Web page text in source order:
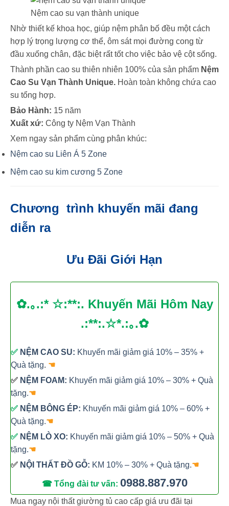
Nệm cao su vạn thành unique
Nhờ thiết kế khoa học, giúp nệm phân bố đều một cách
hợp lý trọng lượng cơ thể, ôm sát mọi đường cong từ
đầu xuống chân, đặc biệt rất tốt cho việc bảo vệ cột sống.
Thành phần cao su thiên nhiên 100% của sản phẩm Nệm
Cao Su Vạn Thành Unique. Hoàn toàn không chứa cao
su tổng hợp.
Bảo Hành: 15 năm
Xuất xứ: Công ty Nệm Vạn Thành
Xem ngay sản phẩm cùng phân khúc:
Nệm cao su Liên Á 5 Zone
Nệm cao su kim cương 5 Zone
Chương trình khuyến mãi đang
diễn ra
Ưu Đãi Giới Hạn
✿.｡.:* ☆:**:. Khuyến Mãi Hôm Nay
.:**:.☆*.:｡.✿
✅ NỆM CAO SU: Khuyến mãi giảm giá 10% – 35% +
Quà tặng. ☚
✅ NỆM FOAM: Khuyến mãi giảm giá 10% – 30% + Quà
tặng.☚
✅ NỆM BÔNG ÉP: Khuyến mãi giảm giá 10% – 60% +
Quà tặng.☚
✅ NỆM LÒ XO: Khuyến mãi giảm giá 10% – 50% + Quà
tặng.☚
✅ NỘI THẤT ĐỒ GỖ: KM 10% – 30% + Quà tặng.☚
☎ Tổng đài tư vấn: 0988.887.970
Mua ngay nội thất giường tủ cao cấp giá ưu đãi tại